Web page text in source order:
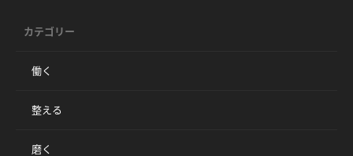
カテゴリー
働く
整える
磨く